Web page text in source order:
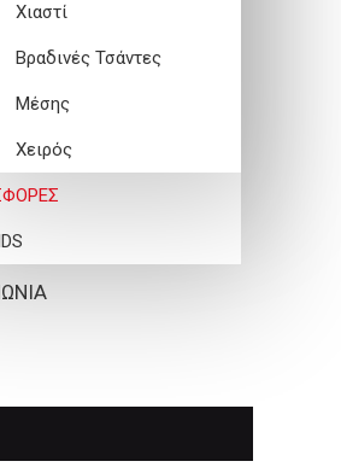
Χιαστί
Βραδινές Τσάντες
Μέσης
Χειρός